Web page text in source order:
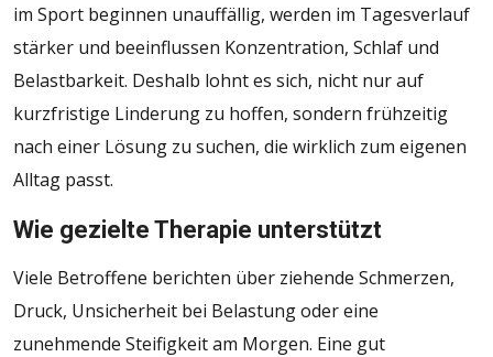
im Sport beginnen unauffällig, werden im Tagesverlauf
stärker und beeinflussen Konzentration, Schlaf und
Belastbarkeit. Deshalb lohnt es sich, nicht nur auf
kurzfristige Linderung zu hoffen, sondern frühzeitig
nach einer Lösung zu suchen, die wirklich zum eigenen
Alltag passt.
Wie gezielte Therapie unterstützt
Viele Betroffene berichten über ziehende Schmerzen,
Druck, Unsicherheit bei Belastung oder eine
zunehmende Steifigkeit am Morgen. Eine gut